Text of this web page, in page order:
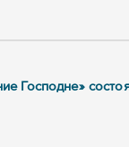
Господне»